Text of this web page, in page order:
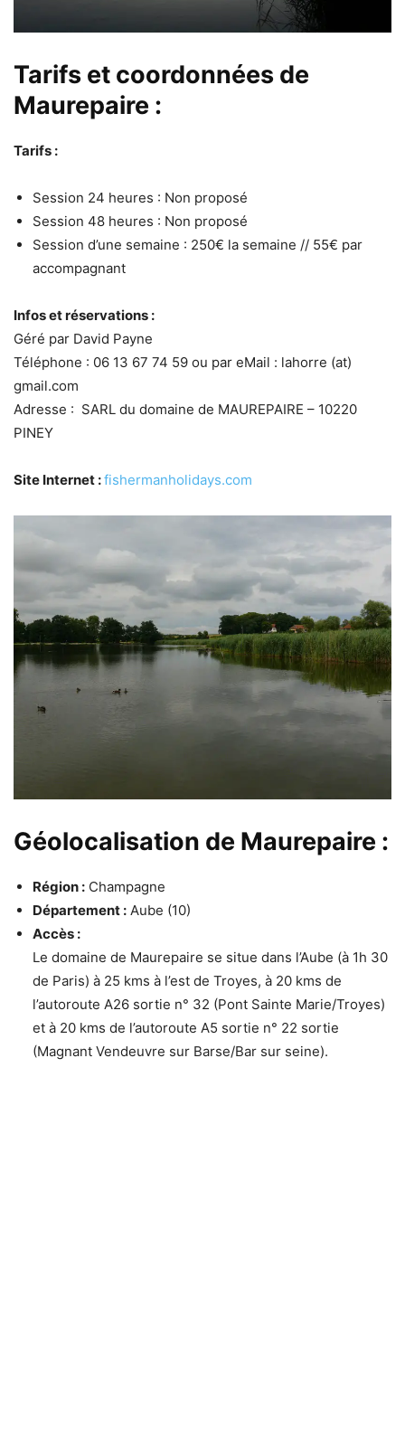
Tarifs et coordonnées de
Maurepaire :
Tarifs :
Session 24 heures : Non proposé
Session 48 heures : Non proposé
Session d’une semaine : 250€ la semaine // 55€ par
accompagnant
Infos et réservations :
Géré par David Payne
Téléphone : 06 13 67 74 59 ou par eMail : lahorre (at)
gmail.com
Adresse : SARL du domaine de MAUREPAIRE – 10220
PINEY
Site Internet :fishermanholidays.com
Géolocalisation de Maurepaire :
Région : Champagne
Département : Aube (10)
Accès :
Le domaine de Maurepaire se situe dans l’Aube (à 1h 30
de Paris) à 25 kms à l’est de Troyes, à 20 kms de
l’autoroute A26 sortie n° 32 (Pont Sainte Marie/Troyes)
et à 20 kms de l’autoroute A5 sortie n° 22 sortie
(Magnant Vendeuvre sur Barse/Bar sur seine).